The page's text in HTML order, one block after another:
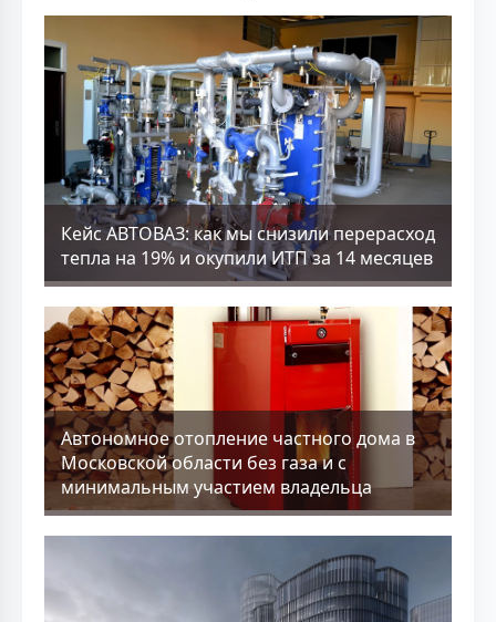
Кейс АВТОВАЗ: как мы снизили перерасход
тепла на 19% и окупили ИТП за 14 месяцев
Aвтономное отопление частного дома в
Московской области без газа и с
минимальным участием владельца